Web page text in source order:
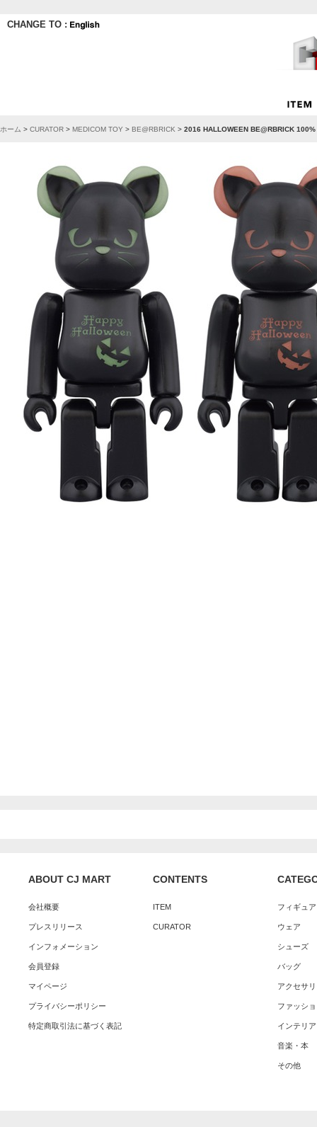
CHANGE TO :
ホーム > CURATOR > MEDICOM TOY > BE@RBRICK > 2016 HALLOWEEN BE@RBRICK 100%
ABOUT CJ MART
会社概要
プレスリリース
インフォメーション
会員登録
マイページ
プライバシーポリシー
特定商取引法に基づく表記
CONTENTS
ITEM
CURATOR
フィギュ
ウェア
シューズ
バッグ
アクセサ
ファッシ
インテリア
音楽・本
その他